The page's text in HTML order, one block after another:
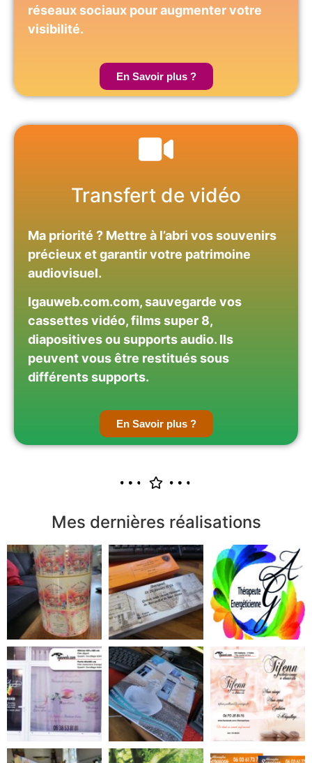
réseaux sociaux pour augmenter votre
visibilité.
En Savoir plus ?
Transfert de vidéo
Ma priorité ? Mettre à l’abri vos souvenirs
précieux et garantir votre patrimoine
audiovisuel.
Igauweb.com.com, sauvegarde vos
cassettes vidéo, films super 8,
diapositives ou supports audio. Ils
peuvent vous être restitués sous
différents supports.
En Savoir plus ?
Mes dernières réalisations